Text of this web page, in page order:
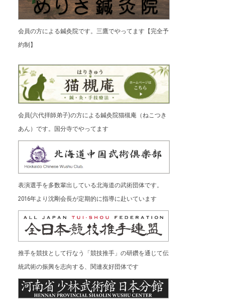
会員の方による鍼灸院です。三鷹でやってます【完全予
約制】
会員(六代拝師弟子)の方による鍼灸院猫槻庵（ねこつき
あん）です。国分寺でやってます
表演選手を多数輩出している北海道の武術団体です。
2016年より沈剛会長が定期的に指導に赴いています
推手を競技として行なう「競技推手」の研鑽を通じて伝
統武術の振興を志向する、関連友好団体です